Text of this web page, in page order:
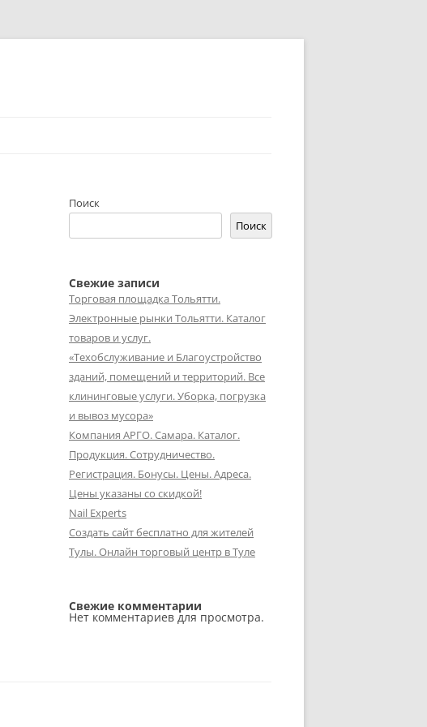
Поиск
Поиск
Свежие записи
Торговая площадка Тольятти.
Электронные рынки Тольятти. Каталог
товаров и услуг.
«Техобслуживание и Благоустройство
зданий, помещений и территорий. Все
клининговые услуги. Уборка, погрузка
и вывоз мусора»
Компания АРГО. Самара. Каталог.
Продукция. Сотрудничество.
Регистрация. Бонусы. Цены. Адреса.
Цены указаны со скидкой!
Nail Experts
Создать сайт бесплатно для жителей
Тулы. Онлайн торговый центр в Туле
Свежие комментарии
Нет комментариев для просмотра.